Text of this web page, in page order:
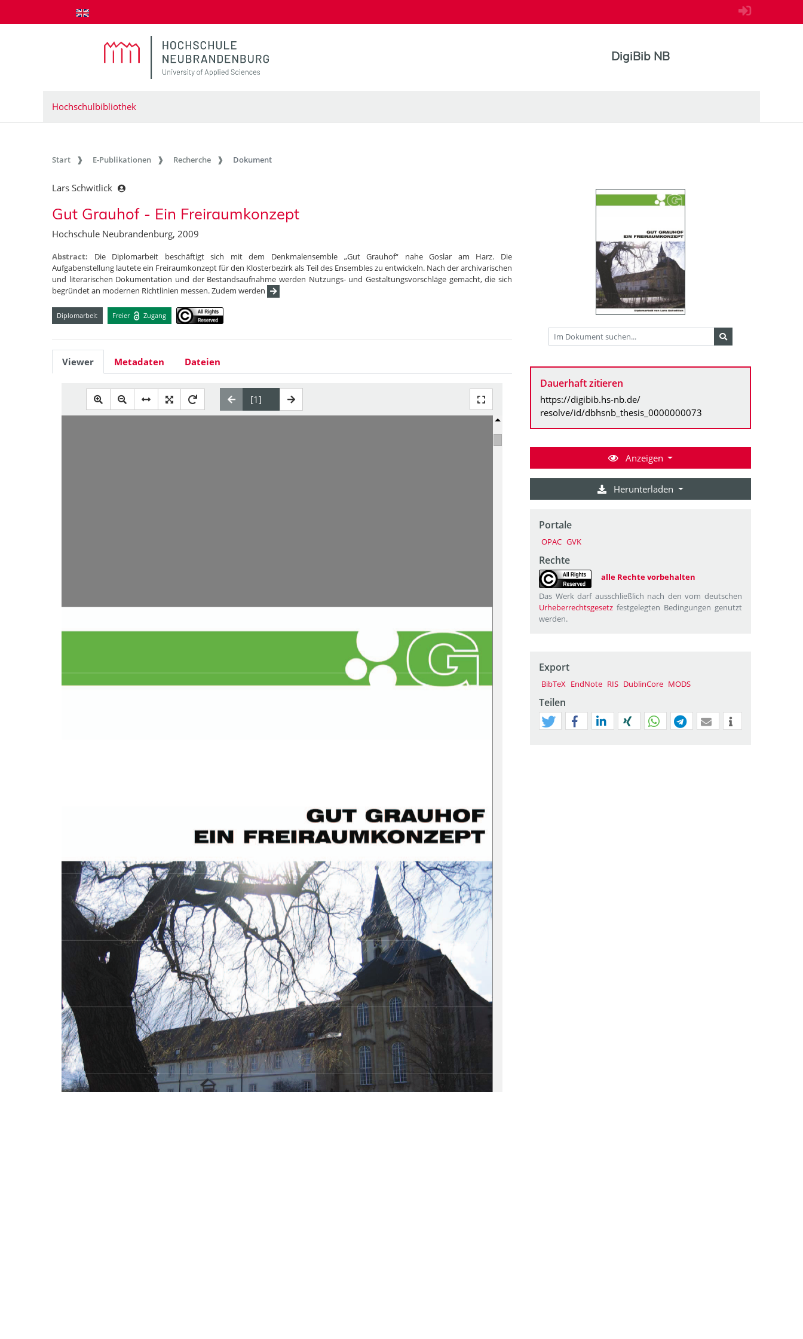
zum Inhalt springen
DigiBib NB
Hochschulbibliothek
Start E-Publikationen Recherche Dokument
Lars Schwitlick
Gut Grauhof - Ein Freiraumkonzept
Hochschule Neubrandenburg, 2009
Abstract: Die Diplomarbeit beschäftigt sich mit dem Denkmalensemble „Gut Grauhof“ nahe Goslar am Harz. Die
Aufgabenstellung lautete ein Freiraumkonzept für den Klosterbezirk als Teil des Ensembles zu entwickeln. Nach der archivarischen
und literarischen Dokumentation und der Bestandsaufnahme werden Nutzungs- und Gestaltungsvorschläge gemacht, die sich
begründet an modernen Richtlinien messen. Zudem werden
Diplomarbeit Freier Zugang
Viewer Metadaten Dateien
Dauerhaft zitieren
https://digibib.hs-nb.de/
resolve/id/dbhsnb_thesis_0000000073
Anzeigen
Herunterladen
Portale
OPAC GVK
Rechte
alle Rechte vorbehalten
Das Werk darf ausschließlich nach den vom deutschen
Urheberrechtsgesetz festgelegten Bedingungen genutzt
werden.
Export
BibTeX EndNote RIS DublinCore MODS
Teilen